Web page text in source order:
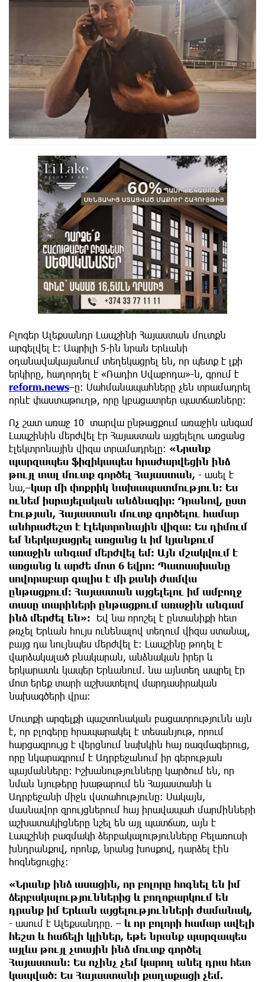
Բլոգեր Ալեքսանդր Լապշինի Հայաստան մուտքն
արգելվել է։ Ապրիլի 5-ին նրան Երևանի
օդանավակայանում տեղեկացրել են, որ պետք է լքի
երկիրը, հաղորդել է «Ռադիո Սվաբոդա»-ն, գրում է
reform.news–ը։ Սահմանապահները չեն տրամադրել
որևէ փաստաթուղթ, որը կբացատրեր պատճառները։
Ոչ շատ առաջ 10 տարվա ընթացքում առաջին անգամ
Լապշինին մերժվել էր Հայաստան այցելելու առցանց
էլեկտրոնային վիզա տրամադրելը։ «Նրանք
պարզապես ֆիզիկապես հրաժարվեցին ինձ
թույլ տալ մուտք գործել Հայաստան, - ասել է
նա,–կար մի փոքրիկ նախապատմություն։ Ես
ունեմ իսրայելական անձնագիր։ Դրանով, ըստ
էության, Հայաստան մուտք գործելու համար
անհրաժեշտ է էլեկտրոնային վիզա։ Ես դիմում
եմ ներկայացրել առցանց և իմ կյանքում
առաջին անգամ մերժվել եմ։ Այն մշակվում է
առցանց և արժե մոտ 6 եվրո։ Պատասխանը
սովորաբար գալիս է մի քանի ժամվա
ընթացքում։ Հայաստան այցելելու իմ ամբողջ
տասը տարիների ընթացքում առաջին անգամ
ինձ մերժել են»։ Եվ նա որոշել է ընտանիքի հետ
թռչել Երևան հույս ունենալով տեղում վիզա ստանալ,
բայց դա նույնպես մերժվել է։ Լապշինը թողել է
վարձակալած բնակարան, անձնական իրեր և
երկարատև կապեր Երևանում. նա այնտեղ ապրել էր
մոտ երեք տարի աշխատելով մարդասիրական
նախագծերի վրա։
Մուտքի արգելքի պաշտոնական բացատրությունն այն
է, որ բլոգերը հրապարակել է տեսանյութ, որում
հարցազրույց է վերցնում նախկին հայ ռազմագերուց,
որը նկարագրում է Ադրբեջանում իր գերության
պայմանները։ Իշխանությունները կարծում են, որ
նման նյութերը խաթարում են Հայաստանի և
Ադրբեջանի միջև վստահությունը։ Սակայն,
մասնավոր զրույցներում հայ իրավապահ մարմինների
աշխատակիցները նշել են այլ պատճառ, այն է
Լապշինի բազմակի ձերբակալությունները Բելառուսի
խնդրանքով, որոնք, նրանց խոսքով, դարձել էին
հոգնեցուցիչ։
«Նրանք ինձ ասացին, որ բոլորը հոգնել են իմ
ձերբակալություններից և բողոքարկում են
դրանք իմ Երևան այցելությունների ժամանակ,
- ասում է Ալեքսանդրը. – և որ բոլորի համար ավելի
հեշտ և հաճելի կլիներ, եթե նրանք պարզապես
այլևս թույլ չտային ինձ մուտք գործել
Հայաստան։ Ես ոչինչ չեմ կարող անել դրա հետ
կապված։ Ես Հայաստանի քաղաքացի չեմ.